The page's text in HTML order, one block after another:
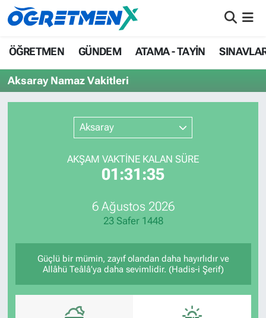
ÖĞRETMEN GÜNDEM ATAMA - TAYİN
Aksaray Namaz Vakitleri
Aksaray
AKŞAM VAKTİNE KALAN SÜRE
01:31:35
6 Ağustos 2026
23 Safer 1448
Güçlü bir mümin, zayıf olandan daha hayırlıdır ve
Allâhü Teâlâ’ya daha sevimlidir. (Hadis-i Şerif)
ÖĞRETMEN
GÜNDEM
ATAMA - TAYİN
SINAVLAR
HAYATIN İÇİNDEN
İstanbul Nöbetçi Eczaneler
İstanbul Hava Durumu
İstanbul Namaz Vakitleri
İstanbul Trafik Yoğunluk Haritası
Süper Lig Puan Durumu ve Fikstür
Son Dakika Haberleri
Haber Arşivi